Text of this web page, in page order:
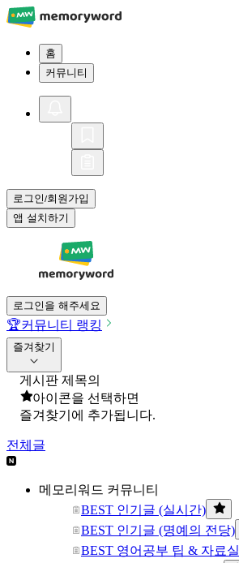
홈
커뮤니티
로그인/회원가입
앱 설치하기
로그인을 해주세요
🏆커뮤니티 랭킹
즐겨찾기
게시판 제목의
아이콘을 선택하면
즐겨찾기에 추가됩니다.
전체글
메모리워드 커뮤니티
BEST 인기글 (실시간)
BEST 인기글 (명예의 전당)
BEST 영어공부 팁 & 자료실